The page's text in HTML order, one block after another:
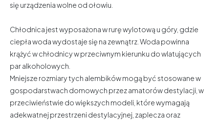
się urządzenia wolne od ołowiu.
Chłodnica jest wyposażona w rurę wylotową u góry, gdzie
ciepła woda wydostaje się na zewnątrz. Woda powinna
krążyć w chłodnicy w przeciwnym kierunku do wlatujących
par alkoholowych.
Mniejsze rozmiary tych alembików mogą być stosowane w
gospodarstwach domowych przez amatorów destylacji, w
przeciwieństwie do większych modeli, które wymagają
adekwatnej przestrzeni destylacyjnej, zaplecza oraz